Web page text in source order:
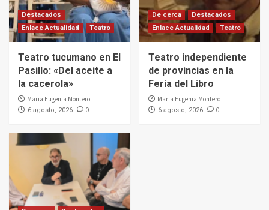
Destacados
Enlace Actualidad
Teatro
Teatro tucumano en El
Pasillo: «Del aceite a
la cacerola»
Maria Eugenia Montero
6 agosto, 2026 0
De cerca
Destacados
Enlace Actualidad
Teatro
Teatro independiente
de provincias en la
Feria del Libro
Maria Eugenia Montero
6 agosto, 2026 0